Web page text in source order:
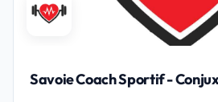
Savoie Coach Sportif -